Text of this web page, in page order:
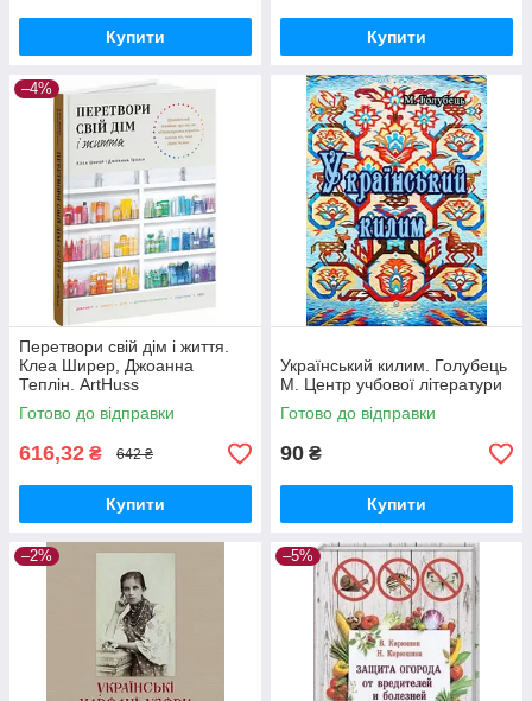
Купити Купити
–4%
Перетвори свій дім і життя.
Клеа Ширер, Джоанна
Теплін. ArtHuss
Готово до відправки
616,32 ₴ 642 ₴
Купити
Український килим. Голубець
М. Центр учбової літератури
Готово до відправки
90 ₴
Купити
–2% –5%